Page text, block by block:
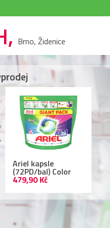
Brno, Židenice
Jar tab (122ks/bal)
PlatinPlus
559,90 Kč